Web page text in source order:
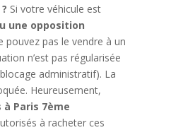
Si votre véhicule est
une opposition
pouvez pas le vendre à un
n’est pas régularisée
administratif). La
Heureusement,
Paris 7ème
à racheter ces